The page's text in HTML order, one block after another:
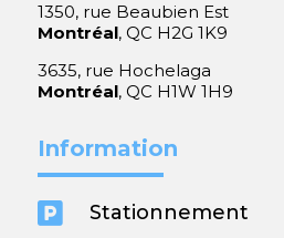
1350, rue Beaubien Est
Montréal, QC H2G 1K9
3635, rue Hochelaga
Montréal, QC H1W 1H9
Information
 Stationnement